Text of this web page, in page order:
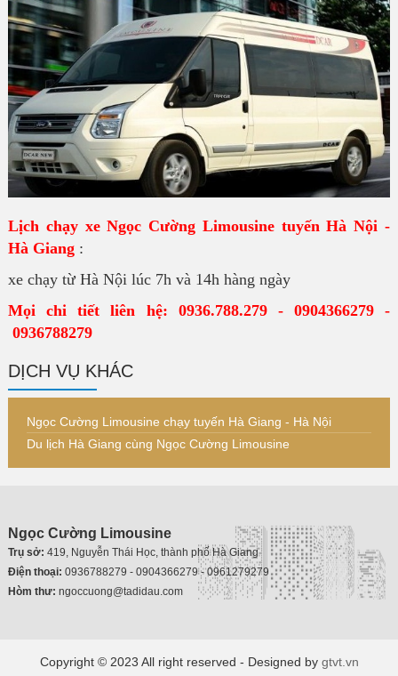
Lịch chạy xe Ngọc Cường Limousine tuyến Hà Nội -
Hà Giang :
xe chạy từ Hà Nội lúc 7h và 14h hàng ngày
Mọi chi tiết liên hệ: 0936.788.279 - 0904366279 -
0936788279
DỊCH VỤ KHÁC
Ngọc Cường Limousine chạy tuyến Hà Giang - Hà Nội
Du lịch Hà Giang cùng Ngọc Cường Limousine
Ngọc Cường Limousine
Trụ sở: 419, Nguyễn Thái Học, thành phố Hà Giang
Điện thoại: 0936788279 - 0904366279 - 0961279279
Hòm thư: ngoccuong@tadidau.com
Copyright © 2023 All right reserved - Designed by gtvt.vn